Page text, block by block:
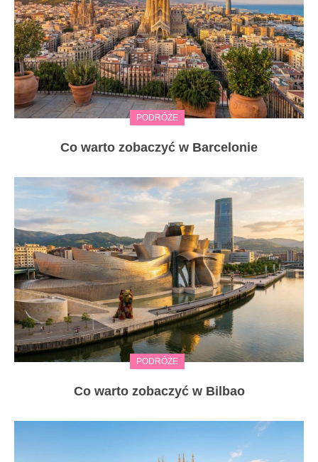
PODRÓŻE
Co warto zobaczyć w Barcelonie
PODRÓŻE
Co warto zobaczyć w Bilbao